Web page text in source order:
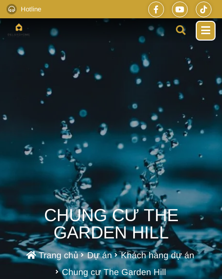
Hotline
CHUNG CƯ THE
GARDEN HILL
Trang chủ Dự án
Khách hàng dự án
Chung cư The Garden Hill